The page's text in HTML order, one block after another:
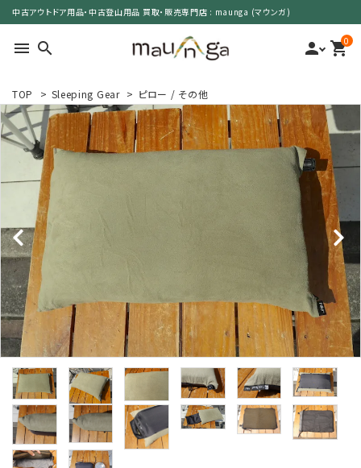
中古アウトドア用品・中古登山用品 買取・販売専門店 : maunga (マウンガ)
menu search person 0
shopping_cart
search
カテゴリーで選ぶ
サイズで選ぶ
特集で選ぶ
価格で選ぶ
買取案内
レンタル・修理
店舗情報
POLICY
TOP > Sleeping Gear > ピロー / その他